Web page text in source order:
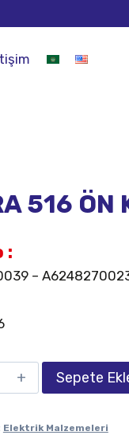
516 ÖN
:
–
Sepete
Elektrik Malzemeleri